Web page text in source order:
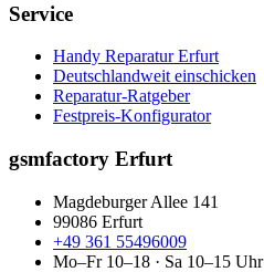
Service
Handy Reparatur Erfurt
Deutschlandweit einschicken
Reparatur-Ratgeber
Festpreis-Konfigurator
gsmfactory Erfurt
Magdeburger Allee 141
99086 Erfurt
+49 361 55496009
Mo–Fr 10–18 · Sa 10–15 Uhr